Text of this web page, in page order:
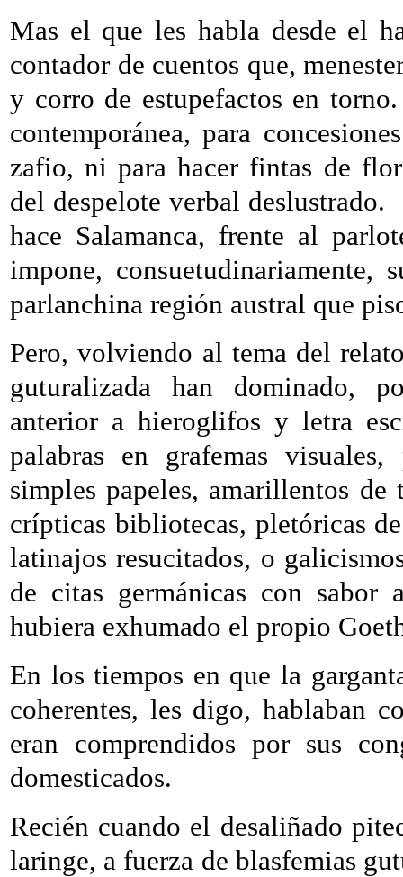
Mas el que les habla desde el
contador de cuentos que,
y corro de estupefactos en torno.
contemporánea, para
zafio, ni para hacer fintas de
del despelote verbal deslustrado.
hace Salamanca, frente al
impone, consuetudinariamente,
parlanchina región austral que
Pero, volviendo al tema del
guturalizada han dominado,
anterior a hieroglifos y letra
palabras en grafemas
simples papeles, amarillentos
crípticas bibliotecas, pletóricas
latinajos resucitados, o
de citas germánicas con
hubiera exhumado el propio
En los tiempos en que la
coherentes, les digo, hablaban
eran comprendidos por sus
domesticados.
Recién cuando el desaliñado
laringe, a fuerza de blasfemias